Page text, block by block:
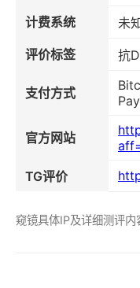
计费系统
未
评价标签
抗
支付方式
官方网站
TG评价
窥镜具体IP及详细测评内